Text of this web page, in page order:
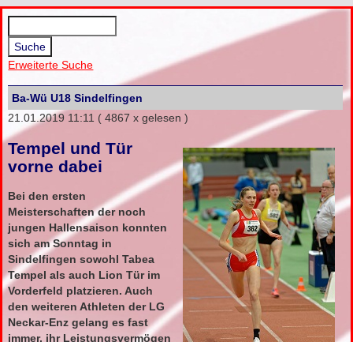
Erweiterte Suche
Ba-Wü U18 Sindelfingen
21.01.2019 11:11 ( 4867 x gelesen )
Tempel und Tür
vorne dabei
Bei den ersten
Meisterschaften der noch
jungen Hallensaison konnten
sich am Sonntag in
Sindelfingen sowohl Tabea
Tempel als auch Lion Tür im
Vorderfeld platzieren. Auch
den weiteren Athleten der LG
Neckar-Enz gelang es fast
immer, ihr Leistungsvermögen